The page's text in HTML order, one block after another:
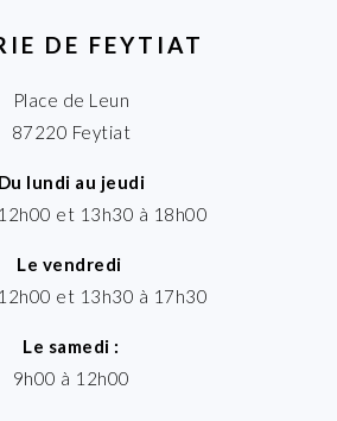
DE FEYTIAT
Place de Leun
87220 Feytiat
Du lundi au jeudi
et 13h30 à 18h00
Le vendredi
et 13h30 à 17h30
Le samedi :
9h00 à 12h00